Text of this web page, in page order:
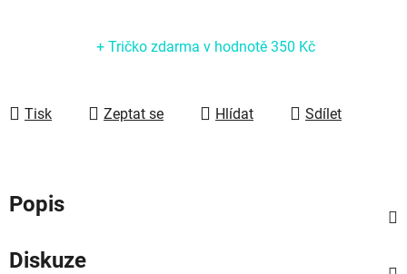
+ Tričko zdarma v hodnotě 350 Kč
Tisk Zeptat se Hlídat Sdílet
Popis
Diskuze